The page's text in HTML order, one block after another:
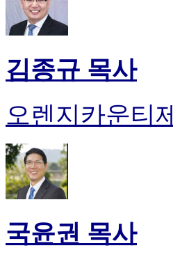
김종규 목사
오렌지카운티
국윤권 목사